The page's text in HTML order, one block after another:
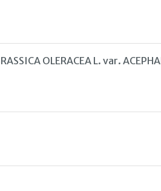
OLERACEA L. var.